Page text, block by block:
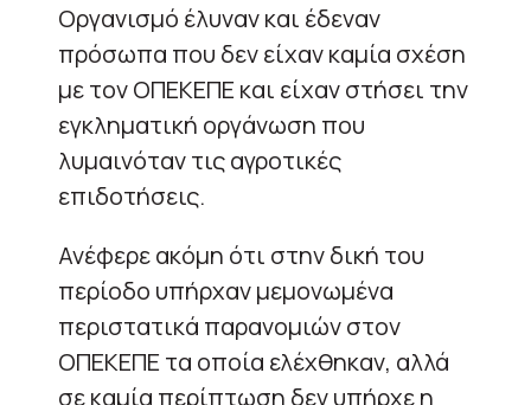
Οργανισμό έλυναν και έδεναν
πρόσωπα που δεν είχαν καμία σχέση
με τον ΟΠΕΚΕΠΕ και είχαν στήσει την
εγκληματική οργάνωση που
λυμαινόταν τις αγροτικές
επιδοτήσεις.
Ανέφερε ακόμη ότι στην δική του
περίοδο υπήρχαν μεμονωμένα
περιστατικά παρανομιών στον
ΟΠΕΚΕΠΕ τα οποία ελέχθηκαν, αλλά
σε καμία περίπτωση δεν υπήρχε η